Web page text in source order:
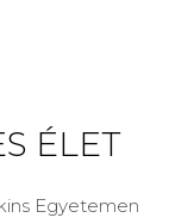
ÉLET
Egyetemen